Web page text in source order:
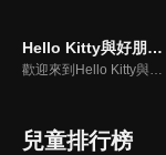
Hello Kitty與好朋友的超可愛大冒險S3(中文版)
歡迎來到Hello Kitty與好朋友的超可愛大冒險!與Hello Kitty, 大眼蛙, 酷企鵝, 美樂蒂, 布丁狗還有酷洛米, 準備和朋友們一起經歷有趣的冒險吧!
兒童排行榜